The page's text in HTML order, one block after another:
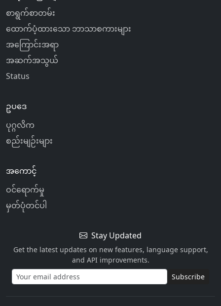
စာရွက်စာတမ်း
ထောက်ပံ့ထားသော ဘာသာစကားများ
အကြောင်းအရာ
အဆက်အသွယ်
Status
ဥပဒေ
ပုဂ္ဂလိက
စည်းမျဉ်းများ
အကောင့်
ဝင်ရောက်မှု
မှတ်ပုံတင်ပါ
Stay Updated
Get the latest updates on new features, language support,
and API improvements.
Subscribe